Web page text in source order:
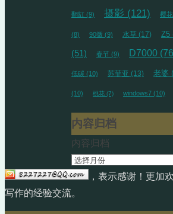
翻缸 (9) 摄影 (121) 樱花
(8) 90微 (9) 水草 (17) Z5
(51) 春节 (9) D7000
低碳 (10) 苏菲亚 (13) 老婆
(10) 桃花 (7) windows7 (10)
内容归档
内容归档
，表示感谢！更加
写作的经验交流。